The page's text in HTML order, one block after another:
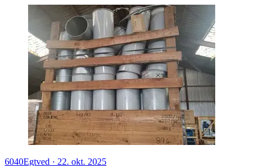
6040Egtved · 22. okt. 2025